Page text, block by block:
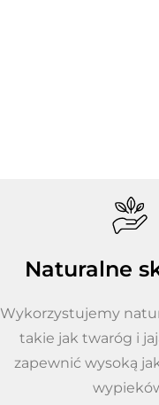
Naturalne
Wykorzystujemy
takie jak twaróg i
zapewnić wysoką